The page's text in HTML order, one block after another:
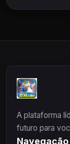
A plataforma
futuro para
Navegação